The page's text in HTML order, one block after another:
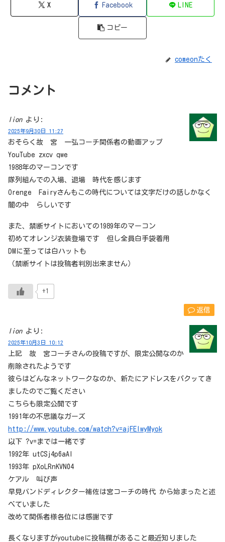
X Facebook LINE
コピー
comeonたく
コメント
lion より:
2025年9月30日 11:27
おそらく故 宮 一弘コーチ関係者の動画アップ
YouTube zxcv qwe
1988年のマーコンです
隊列組んでの入場、退場 時代を感じます
Orenge Fairyさんもこの時代については文字だけの話しかなく
闇の中 らしいです
また、禁断サイトにおいての1989年のマーコン
初めてオレンジ衣装登場です 但し全員白手袋着用
DMに至っては白ハットも
（禁断サイトは投稿者判別出来ません）
+1
返信
lion より:
2025年10月3日 10:12
上記 故 宮コーチさんの投稿ですが、限定公開なのか
削除されたようです
彼らはどんなネットワークなのか、新たにアドレスをパクッてき
ましたのでご覧ください
こちらも限定公開です
1991年の不思議なガーズ
http://www.youtube.com/watch?v=ajFElwyMyok
以下 ?v=までは一緒です
1992年 utCSj4p6aAl
1993年 pXoLRnKVN04
ケアル 叫び声
早見バンドディレクター補佐は宮コーチの時代 から始まったと述
べていました
改めて関係者様各位には感謝です
長くなりますがyoutubeに投稿欄があること最近知りました